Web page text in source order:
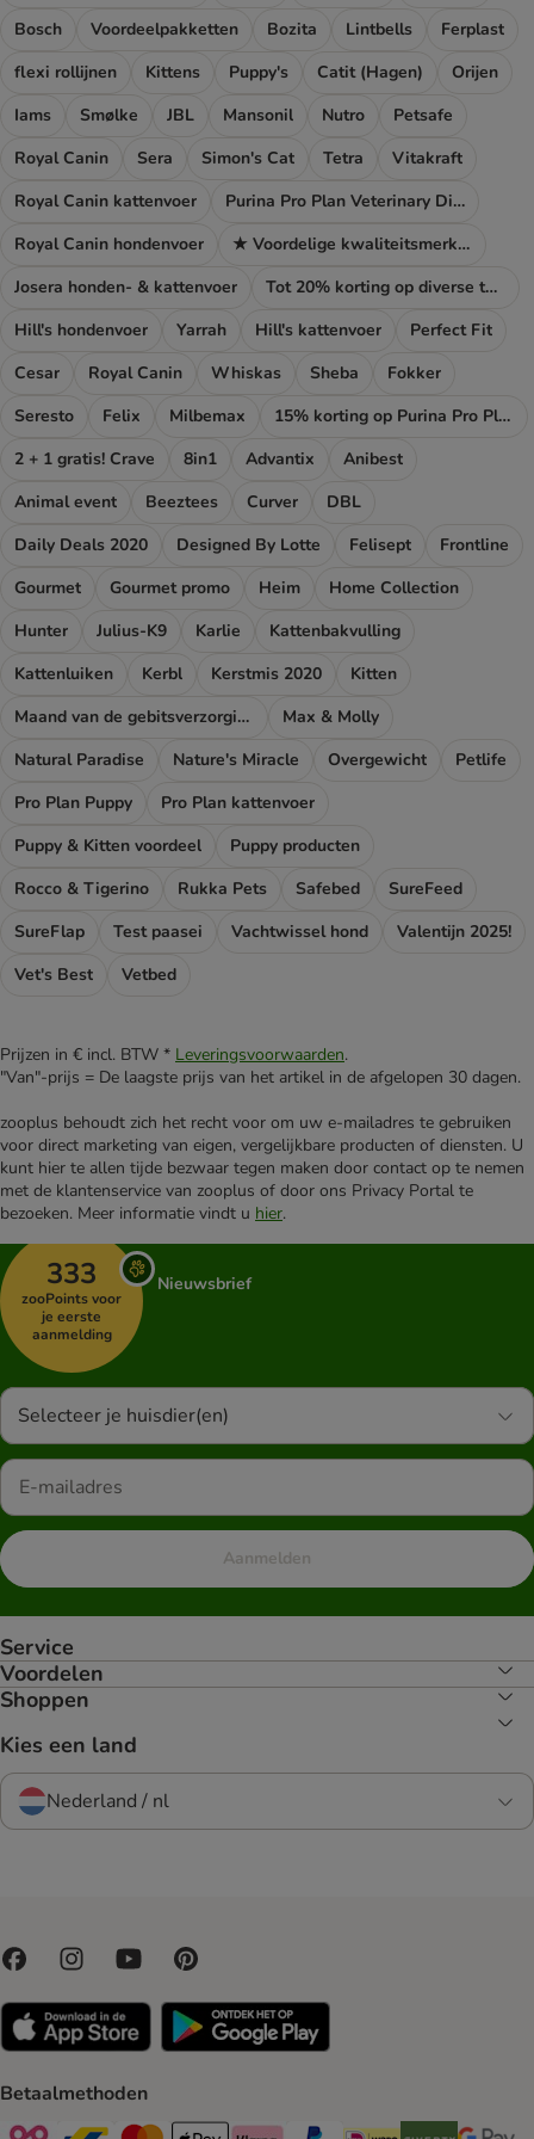
Bosch Voordeelpakketten Bozita Lintbells
Ferplast
flexi rollijnen
Kittens Puppy's Catit (Hagen)
Orijen
Iams
Smølke JBL Mansonil Nutro
Petsafe
Royal Canin
Sera Simon's Cat Tetra
Vitakraft
Royal Canin kattenvoer
Purina Pro Plan Veterinary Diets
Royal Canin hondenvoer
★ Voordelige kwaliteitsmerken
Josera honden- & kattenvoer
Tot 20% korting op diverse topmerken!
Hill's hondenvoer
Yarrah Hill's kattenvoer
Perfect Fit
Cesar
Royal Canin Whiskas Sheba
Fokker
Seresto
Felix Milbemax
15% korting op Purina Pro Plan
2 + 1 gratis! Crave
8in1 Advantix
Anibest
Animal event
Beeztees Curver
DBL
Daily Deals 2020
Designed By Lotte Felisept
Frontline
Gourmet
Gourmet promo Heim
Home Collection
Hunter
Julius-K9 Karlie
Kattenbakvulling
Kattenluiken
Kerbl Kerstmis 2020
Kitten
Maand van de gebitsverzorging
Max & Molly
Natural Paradise
Nature's Miracle Overgewicht
Petlife
Pro Plan Puppy
Pro Plan kattenvoer
Puppy & Kitten voordeel
Puppy producten
Rocco & Tigerino
Rukka Pets Safebed
SureFeed
SureFlap
Test paasei Vachtwissel hond
Valentijn 2025!
Vet's Best
Vetbed
Prijzen in € incl. BTW * Leveringsvoorwaarden.
"Van"-prijs = De laagste prijs van het artikel in de afgelopen 30 dagen.
zooplus behoudt zich het recht voor om uw e-mailadres te gebruiken
voor direct marketing van eigen, vergelijkbare producten of diensten. U
kunt hier te allen tijde bezwaar tegen maken door contact op te nemen
met de klantenservice van zooplus of door ons Privacy Portal te
bezoeken. Meer informatie vindt u hier.
333
zooPoints voor
je eerste
aanmelding
Nieuwsbrief
Selecteer je huisdier(en)
Aanmelden
Service
Voordelen
Shoppen
Kies een land
Nederland / nl
Betaalmethoden